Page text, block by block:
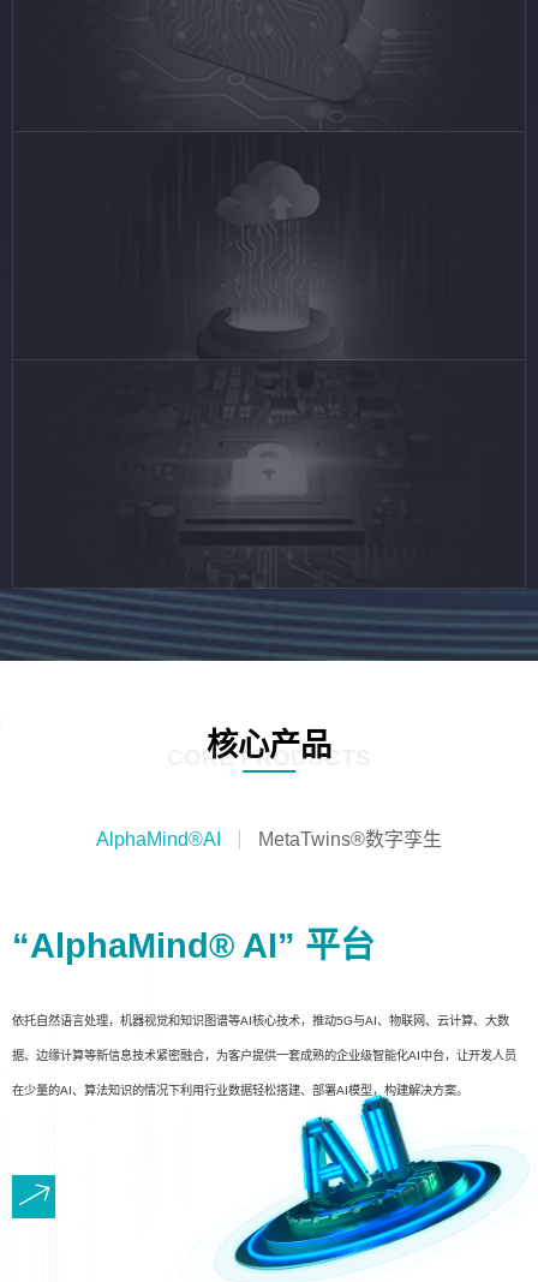
核心产品
CORE PRODUCTS
AlphaMind®AI MetaTwins®数字孪生
“AlphaMind® AI” 平台
依托自然语言处理，机器视觉和知识图谱等AI核心技术，推动5G与AI、物联网、云计算、大数
据、边缘计算等新信息技术紧密融合，为客户提供一套成熟的企业级智能化AI中台，让开发人员
在少量的AI、算法知识的情况下利用行业数据轻松搭建、部署AI模型，构建解决方案。